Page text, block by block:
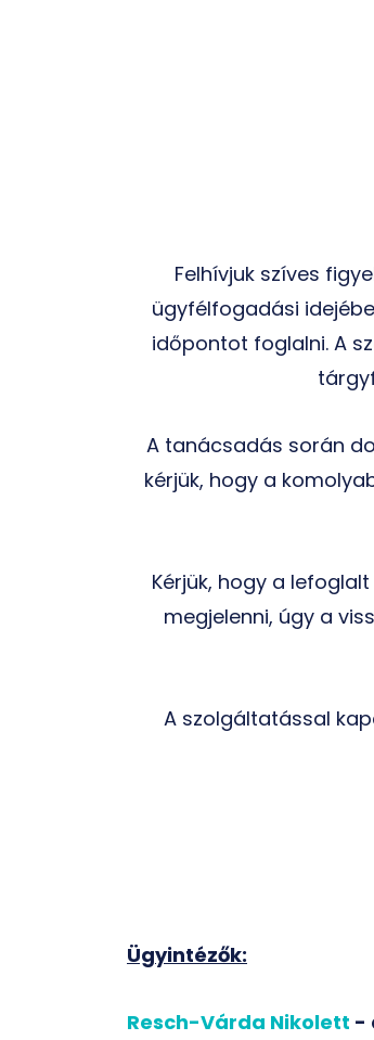
Felhívjuk szíves
ügyfélfogadási
időpontot foglalni. A
A tanácsadás során
kérjük, hogy a
Kérjük, hogy a
megjelenni, úgy a
A szolgáltatással
Ügyintézők:
Resch-Várda Nikolett -